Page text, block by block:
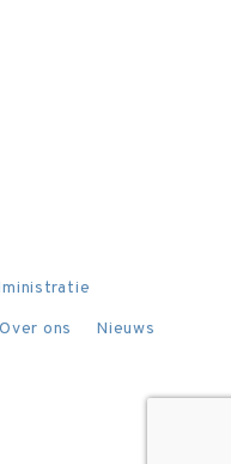
Over ons
Nieuws